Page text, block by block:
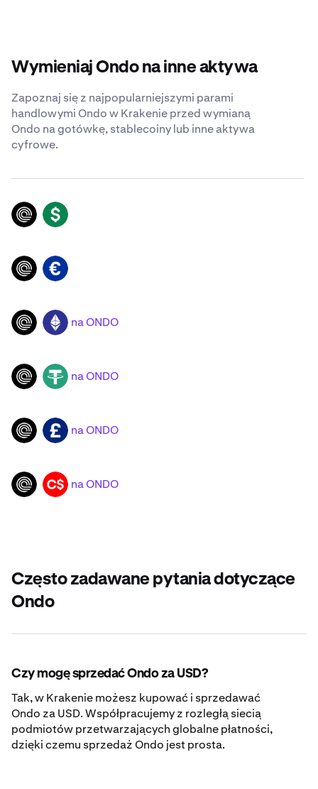
Wymieniaj Ondo na inne aktywa
Zapoznaj się z najpopularniejszymi parami
handlowymi Ondo w Krakenie przed wymianą
Ondo na gotówkę, stablecoiny lub inne aktywa
cyfrowe.
ONDO USD
ONDO EUR
ONDO ETH na ONDO
ONDO USDT na ONDO
ONDO GBP na ONDO
ONDO CAD na ONDO
Często zadawane pytania dotyczące
Ondo
Czy mogę sprzedać Ondo za USD?
Tak, w Krakenie możesz kupować i sprzedawać
Ondo za USD. Współpracujemy z rozległą siecią
podmiotów przetwarzających globalne płatności,
dzięki czemu sprzedaż Ondo jest prosta.